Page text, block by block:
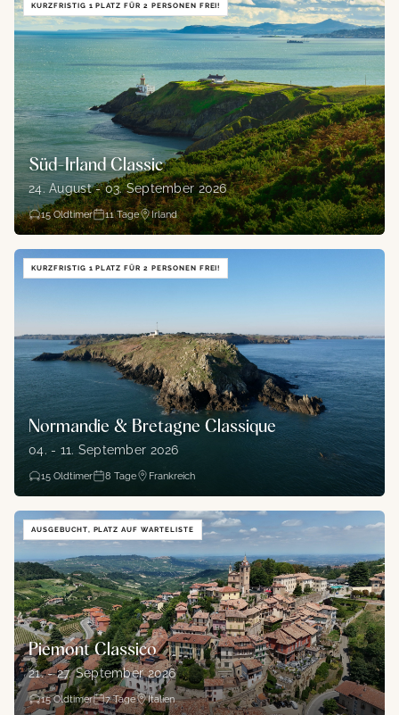
KURZFRISTIG 1 PLATZ FÜR 2 PERSONEN FREI!
Süd-Irland Classic
24. August - 03. September 2026
15Oldtimer 11Tage Irland
KURZFRISTIG 1 PLATZ FÜR 2 PERSONEN FREI!
Normandie & Bretagne Classique
04. - 11. September 2026
15 Oldtimer 8 Tage Frankreich
AUSGEBUCHT, PLATZ AUF WARTELISTE
Piemont Classico
21. - 27. September 2026
15Oldtimer 7Tage Italien